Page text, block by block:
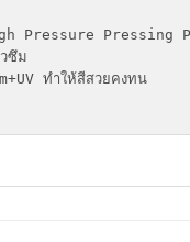
Pressure
ซึม
ทำให้สีสวยคงทน